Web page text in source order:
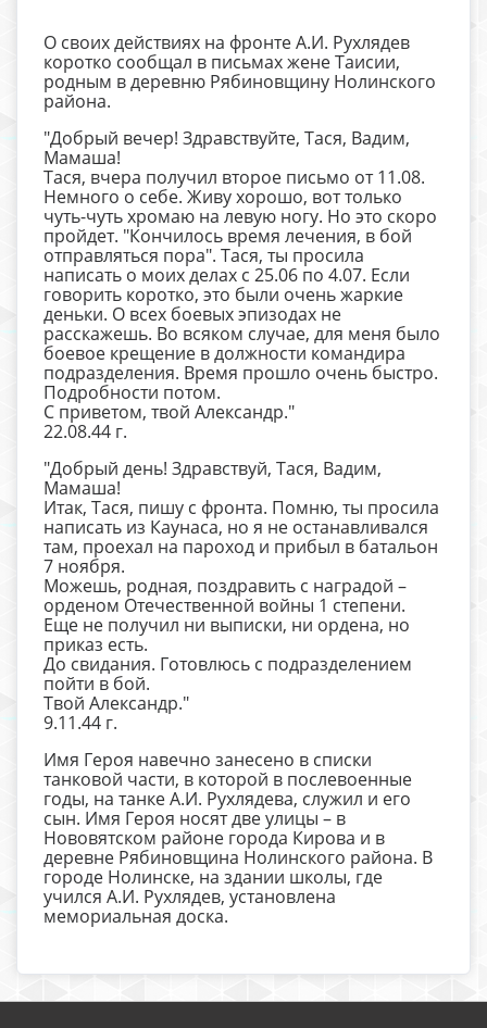
О своих действиях на фронте А.И. Рухлядев
коротко сообщал в письмах жене Таисии,
родным в деревню Рябиновщину Нолинского
района.
"Добрый вечер! Здравствуйте, Тася, Вадим,
Мамаша!
Тася, вчера получил второе письмо от 11.08.
Немного о себе. Живу хорошо, вот только
чуть-чуть хромаю на левую ногу. Но это скоро
пройдет. "Кончилось время лечения, в бой
отправляться пора". Тася, ты просила
написать о моих делах с 25.06 по 4.07. Если
говорить коротко, это были очень жаркие
деньки. О всех боевых эпизодах не
расскажешь. Во всяком случае, для меня было
боевое крещение в должности командира
подразделения. Время прошло очень быстро.
Подробности потом.
С приветом, твой Александр."
22.08.44 г.
"Добрый день! Здравствуй, Тася, Вадим,
Мамаша!
Итак, Тася, пишу с фронта. Помню, ты просила
написать из Каунаса, но я не останавливался
там, проехал на пароход и прибыл в батальон
7 ноября.
Можешь, родная, поздравить с наградой –
орденом Отечественной войны 1 степени.
Еще не получил ни выписки, ни ордена, но
приказ есть.
До свидания. Готовлюсь с подразделением
пойти в бой.
Твой Александр."
9.11.44 г.
Имя Героя навечно занесено в списки
танковой части, в которой в послевоенные
годы, на танке А.И. Рухлядева, служил и его
сын. Имя Героя носят две улицы – в
Нововятском районе города Кирова и в
деревне Рябиновщина Нолинского района. В
городе Нолинске, на здании школы, где
учился А.И. Рухлядев, установлена
мемориальная доска.